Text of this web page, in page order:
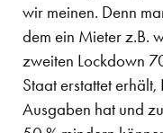
wir meinen. Denn
dem ein Mieter z.B.
zweiten Lockdown
Staat erstattet
Ausgaben hat und